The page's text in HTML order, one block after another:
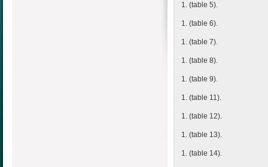
1. (table 5).
1. (table 6).
1. (table 7).
1. (table 8).
1. (table 9).
1. (table 11).
1. (table 12).
1. (table 13).
1. (table 14).